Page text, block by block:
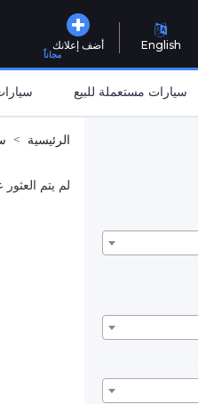
أضف إعلانك
مجاناً
English
سيارات مستعملة للبيع
الرئيسية
لم يتم